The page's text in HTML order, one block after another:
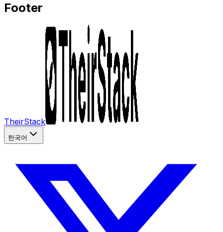
Footer
TheirStack
한국어